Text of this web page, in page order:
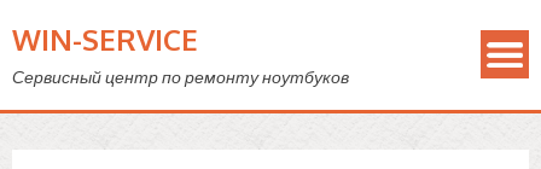
WIN-SERVICE
Сервисный центр по ремонту ноутбуков